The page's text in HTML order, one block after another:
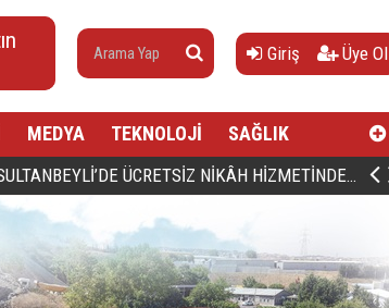
Giriş Üye Ol
MEDYA TEKNOLOJİ SAĞLIK
DR. MAHMUD ESAD COŞAN, DOĞUMUNUN HİCRÎ 91. YILINDA ELAZIĞ'DA YÂD EDİLECEK